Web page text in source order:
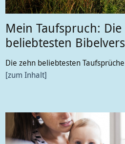
Mein Taufspruch: Die
beliebtesten
Die zehn beliebtesten
zum Inhalt